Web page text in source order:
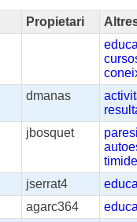
Propietari
dmanas
jbosquet
jserrat4
agarc364